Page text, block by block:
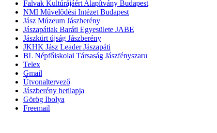
Falvak Kultúrájáért Alapítvány Budapest
NMI Művelődési Intézet Budapest
Jász Múzeum Jászberény
Jászapátiak Baráti Egyesülete JABE
Jászkürt újság Jászberény
JKHK Jász Leader Jászapáti
BL Népfőiskolai Társaság Jászfényszaru
Telex
Gmail
Útvonaltervező
Jászberény hetilapja
Görög Ibolya
Freemail